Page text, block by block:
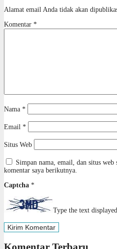
Alamat email Anda tidak akan
Komentar *
Nama *
Email *
Situs Web
Simpan nama, email, dan situs
komentar saya berikutnya.
Captcha *
Type the text